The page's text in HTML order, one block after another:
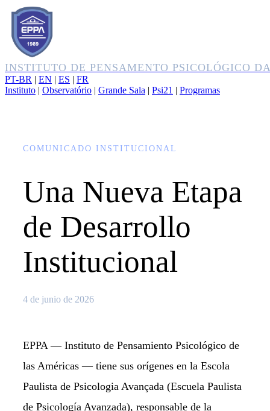
INSTITUTO DE PENSAMENTO PSICOLÓGICO
PT-BR | EN | ES | FR
Instituto | Observatório | Grande Sala | Psi21 | Programas
COMUNICADO INSTITUCIONAL
Una Nueva Etapa
de Desarrollo
Institucional
4 de junio de 2026
EPPA — Instituto de Pensamiento Psicológico de
las Américas — tiene sus orígenes en la Escola
Paulista de Psicologia Avançada (Escuela Paulista
de Psicología Avanzada), responsable de la